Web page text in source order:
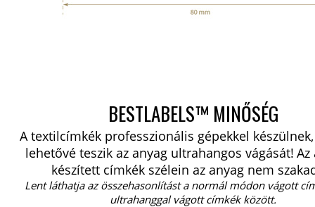
BESTLABELS™ MINŐSÉG
A textilcímkék professzionális gépekkel
lehetővé teszik az anyag ultrahangos vágását!
készített címkék szélein az anyag nem
Lent láthatja az összehasonlítást a normál módon vágott
ultrahanggal vágott címkék között.